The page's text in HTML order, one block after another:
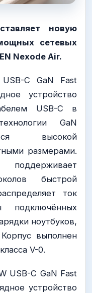
новую
сетевых
Nexode Air.
C GaN Fast
устройство
USB-C в
GaN
высокой
размерами.
быстрой
ток
подключённых
ноутбуков,
выполнен
V-0.
USB-C GaN Fast
устройство